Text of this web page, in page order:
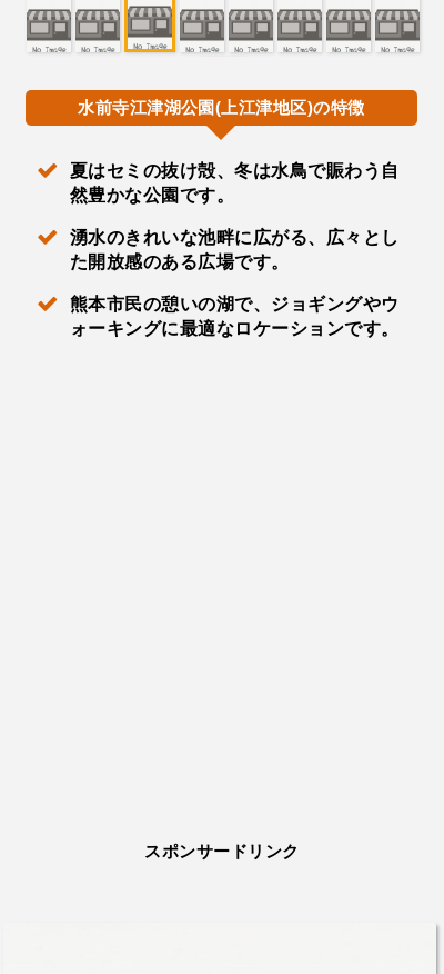
水前寺江津湖公園(上江津地区)の特徴
夏はセミの抜け殻、冬は水鳥で賑わう自
然豊かな公園です。
湧水のきれいな池畔に広がる、広々とし
た開放感のある広場です。
熊本市民の憩いの湖で、ジョギングやウ
ォーキングに最適なロケーションです。
スポンサードリンク